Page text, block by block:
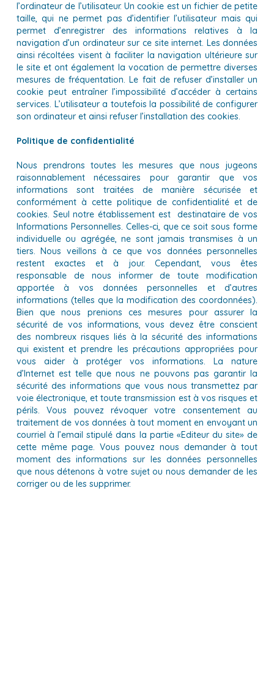
l’ordinateur de l’utilisateur. Un cookie est un fichier de petite
taille, qui ne permet pas d’identifier l’utilisateur mais qui
permet d’enregistrer des informations relatives à la
navigation d’un ordinateur sur ce site internet. Les données
ainsi récoltées visent à faciliter la navigation ultérieure sur
le site et ont également la vocation de permettre diverses
mesures de fréquentation. Le fait de refuser d’installer un
cookie peut entraîner l’impossibilité d’accéder à certains
services. L’utilisateur a toutefois la possibilité de configurer
son ordinateur et ainsi refuser l’installation des cookies.
Politique de confidentialité
Nous prendrons toutes les mesures que nous jugeons
raisonnablement nécessaires pour garantir que vos
informations sont traitées de manière sécurisée et
conformément à cette politique de confidentialité et de
cookies. Seul notre établissement est destinataire de vos
Informations Personnelles. Celles-ci, que ce soit sous forme
individuelle ou agrégée, ne sont jamais transmises à un
tiers. Nous veillons à ce que vos données personnelles
restent exactes et à jour. Cependant, vous êtes
responsable de nous informer de toute modification
apportée à vos données personnelles et d’autres
informations (telles que la modification des coordonnées).
Bien que nous prenions ces mesures pour assurer la
sécurité de vos informations, vous devez être conscient
des nombreux risques liés à la sécurité des informations
qui existent et prendre les précautions appropriées pour
vous aider à protéger vos informations. La nature
d’Internet est telle que nous ne pouvons pas garantir la
sécurité des informations que vous nous transmettez par
voie électronique, et toute transmission est à vos risques et
périls. Vous pouvez révoquer votre consentement au
traitement de vos données à tout moment en envoyant un
courriel à l’email stipulé dans la partie «Editeur du site» de
cette même page. Vous pouvez nous demander à tout
moment des informations sur les données personnelles
que nous détenons à votre sujet ou nous demander de les
corriger ou de les supprimer.